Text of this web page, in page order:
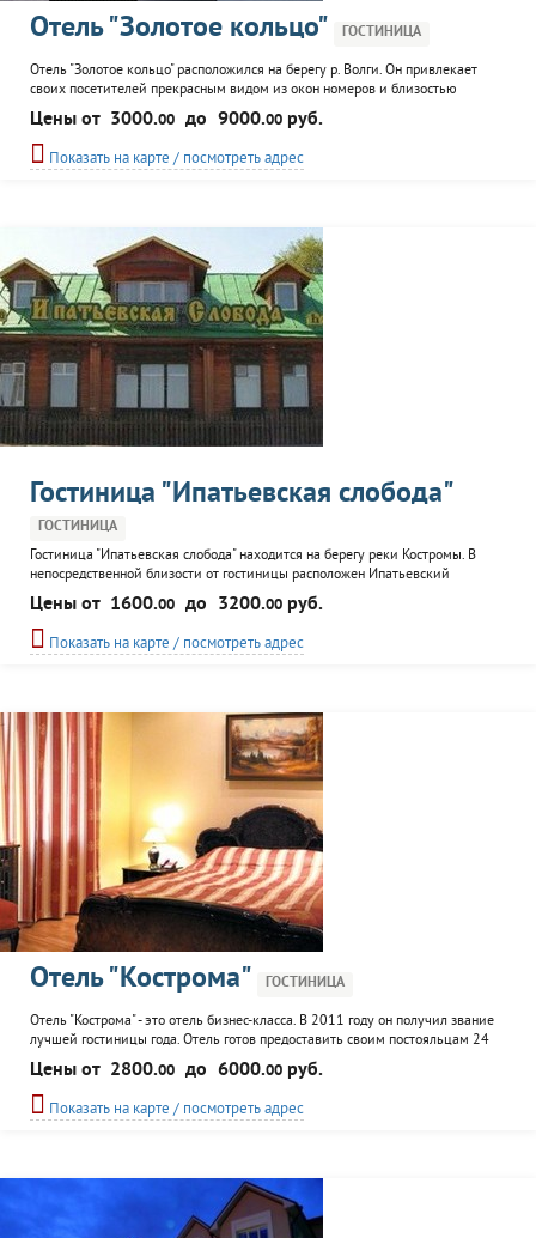
Отель "Золотое кольцо" ГОСТИНИЦА
Отель "Золотое кольцо" расположился на берегу р. Волги. Он привлекает
своих посетителей прекрасным видом из окон номеров и близостью
набережной реки. Отель открылся в 2006 году. Номерной фонд состоит из
33-х апартаментов разного класса. Отель предоставляет возможность
провести семинар или конференцию. К услугам гостей: ресторан,
организация экскурсий.
Цены от 3000.00 до 9000.00 руб.
Показать на карте / посмотреть адрес
Гостиница "Ипатьевская слобода"
ГОСТИНИЦА
Гостиница "Ипатьевская слобода" находится на берегу реки Костромы. В
непосредственной близости от гостиницы расположен Ипатьевский
монастырь. Номера представлены в трех корпусах. Домашняя атмосфера и
уют царят во всех номерах. В наличии имеется номер с баней.
Цены от 1600.00 до 3200.00 руб.
Показать на карте / посмотреть адрес
Отель "Кострома" ГОСТИНИЦА
Отель "Кострома" - это отель бизнес-класса. В 2011 году он получил звание
лучшей гостиницы года. Отель готов предоставить своим постояльцам 24
номера, различных категорий, оснащенных всем необходимым. В номерах -
теплые полы, кондиционеры. К услугам гостей: ресторан, конференц-зал,
сауна, комната для переговоров. Организуются экскурсии.
Цены от 2800.00 до 6000.00 руб.
Показать на карте / посмотреть адрес